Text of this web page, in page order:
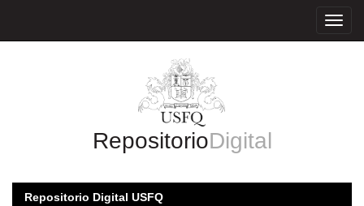
RepositorioDigital
Repositorio Digital USFQ